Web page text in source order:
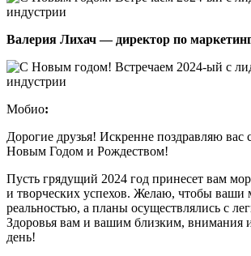
Валерия Лихач — директор по
Мобио:
Дорогие друзья! Искренне поздравляю
Новым Годом и Рождеством!
Пусть грядущий 2024 год принесет вам
и творческих успехов. Желаю, чтобы ваши
реальностью, а планы осуществлялись с
Здоровья вам и вашим близким, внимания
день!